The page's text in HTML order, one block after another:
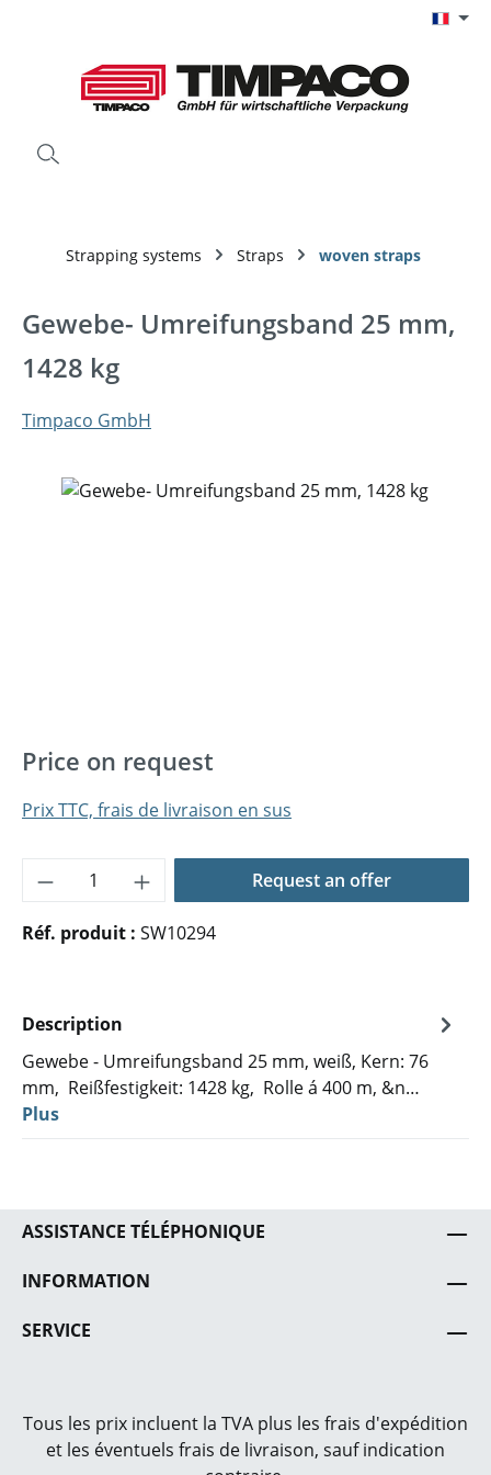
Strapping systems Straps woven straps
Gewebe- Umreifungsband 25 mm,
1428 kg
Timpaco GmbH
Ignorer la galerie d'images
Price on request
Prix TTC, frais de livraison en sus
Quantité de produit : Entrez la
Request an offer
Réf. produit : SW10294
Description
Gewebe - Umreifungsband 25 mm, weiß, Kern: 76
mm, Reißfestigkeit: 1428 kg, Rolle á 400 m, &n…
Plus
ASSISTANCE TÉLÉPHONIQUE
INFORMATION
SERVICE
Tous les prix incluent la TVA plus les frais d'expédition
et les éventuels frais de livraison, sauf indication